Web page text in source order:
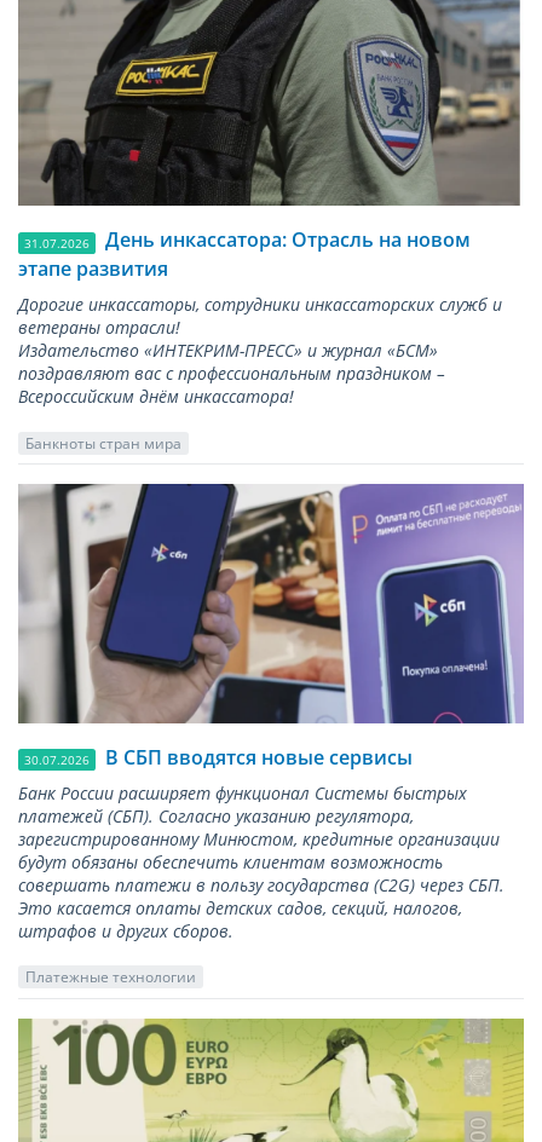
31.07.2026
День инкассатора: Отрасль на новом
этапе развития
Дорогие инкассаторы, сотрудники инкассаторских служб и
ветераны отрасли!
Издательство «ИНТЕКРИМ-ПРЕСС» и журнал «БСМ»
поздравляют вас с профессиональным праздником –
Всероссийским днём инкассатора!
Банкноты стран мира
30.07.2026 В СБП вводятся новые сервисы
Банк России расширяет функционал Системы быстрых
платежей (СБП). Согласно указанию регулятора,
зарегистрированному Минюстом, кредитные организации
будут обязаны обеспечить клиентам возможность
совершать платежи в пользу государства (С2G) через СБП.
Это касается оплаты детских садов, секций, налогов,
штрафов и других сборов.
Платежные технологии